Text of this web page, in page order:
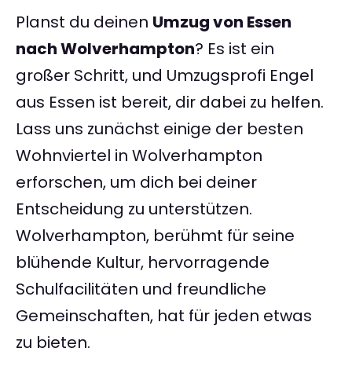
Planst du deinen Umzug von Essen
nach Wolverhampton? Es ist ein
großer Schritt, und Umzugsprofi Engel
aus Essen ist bereit, dir dabei zu helfen.
Lass uns zunächst einige der besten
Wohnviertel in Wolverhampton
erforschen, um dich bei deiner
Entscheidung zu unterstützen.
Wolverhampton, berühmt für seine
blühende Kultur, hervorragende
Schulfacilitäten und freundliche
Gemeinschaften, hat für jeden etwas
zu bieten.